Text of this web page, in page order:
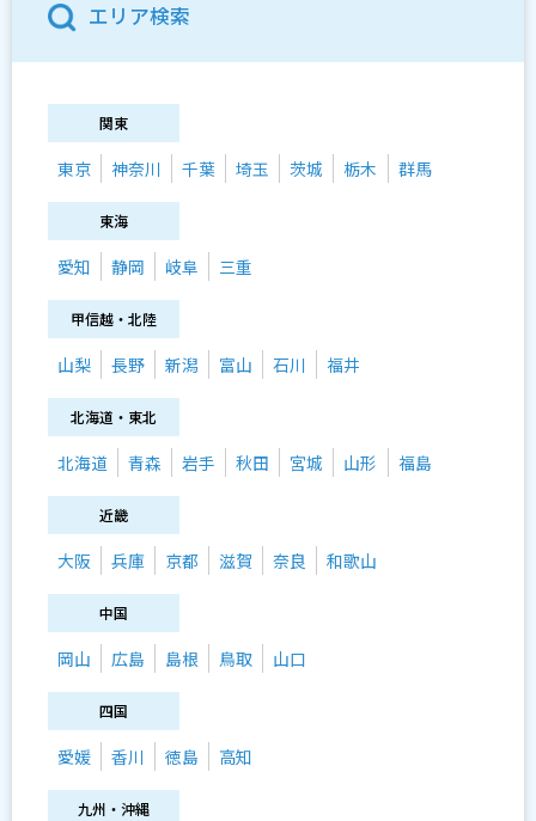
エリア検索
関東
東京 神奈川 千葉 埼玉 茨城 栃木 群馬
東海
愛知 静岡 岐阜 三重
甲信越・北陸
山梨 長野 新潟 富山 石川 福井
北海道・東北
北海道 青森 岩手 秋田 宮城 山形 福島
近畿
大阪 兵庫 京都 滋賀 奈良 和歌山
中国
岡山 広島 島根 鳥取 山口
四国
愛媛 香川 徳島 高知
九州・沖縄